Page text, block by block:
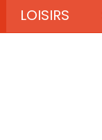
LOISIRS